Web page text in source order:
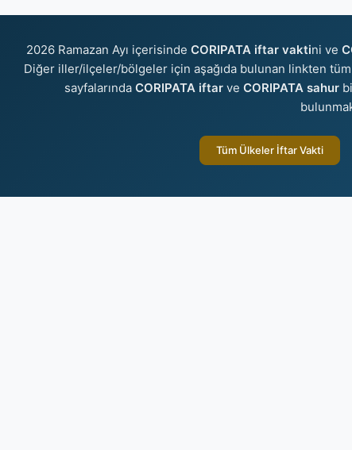
2026 Ramazan Ayı içerisinde CORIPATA iftar vaktini ve
Diğer iller/ilçeler/bölgeler için aşağıda bulunan linkten
sayfalarında CORIPATA iftar ve CORIPATA sahur
Tüm Ülkeler İftar Vakti